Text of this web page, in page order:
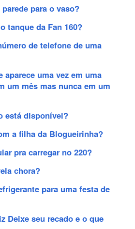
para o vaso?
tanque da Fan 160?
de telefone de uma
aparece uma vez em uma
um mês mas nunca em um
está disponível?
a filha da Blogueirinha?
pra carregar no 220?
chora?
para uma festa de
Deixe seu recado e o que